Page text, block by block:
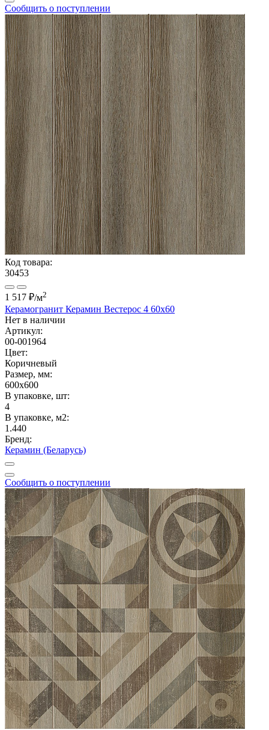
Сообщить о поступлении
Код товара:
30453
1 517 ₽/м2
Керамогранит Керамин Вестерос 4 60x60
Нет в наличии
Артикул:
00-001964
Цвет:
Коричневый
Размер, мм:
600x600
В упаковке, шт:
4
В упаковке, м2:
1.440
Бренд:
Керамин (Беларусь)
Сообщить о поступлении